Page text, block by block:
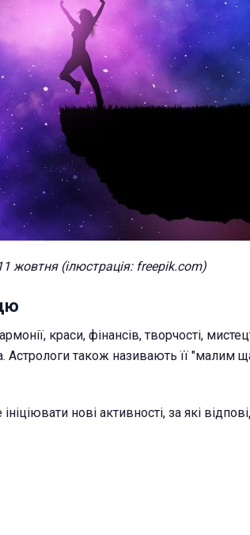
жовтня (ілюстрація: freepik.com)
краси, фінансів, творчості,
Астрологи також називають її "малим
нові активності, за які